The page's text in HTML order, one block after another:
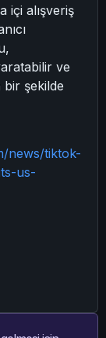
içi alışveriş
ve
bir şekilde
news/tiktok-
us-